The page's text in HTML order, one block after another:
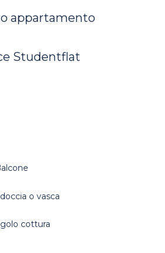
appartamento
Studentflat
o vasca
cottura